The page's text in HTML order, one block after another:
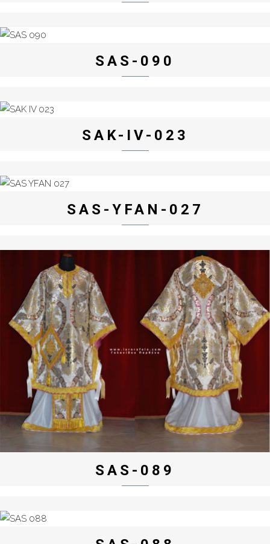
SAS-090
SAK-IV-023
SAS-YFAN-027
SAS-089